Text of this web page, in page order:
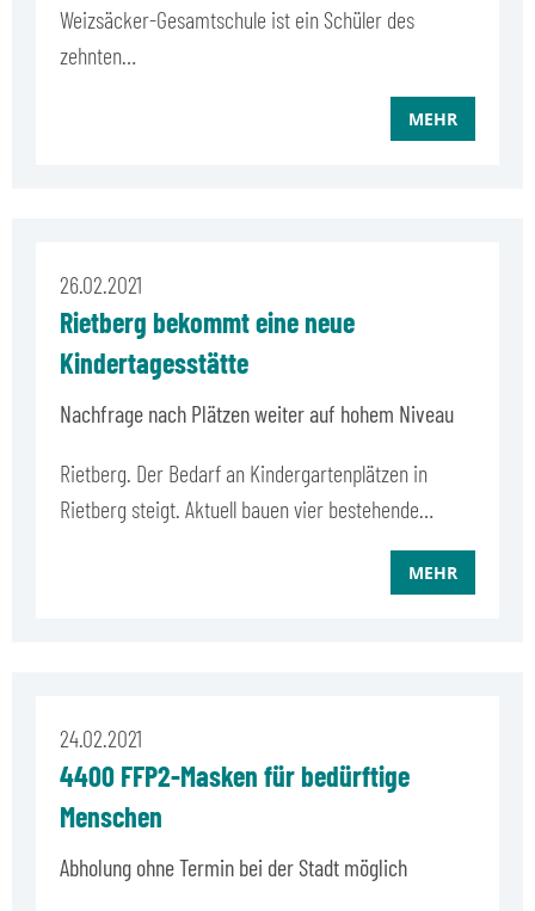
Weizsäcker-Gesamtschule ist ein Schüler des
zehnten…
MEHR
26.02.2021
Rietberg bekommt eine neue
Kindertagesstätte
Nachfrage nach Plätzen weiter auf hohem Niveau
Rietberg. Der Bedarf an Kindergartenplätzen in
Rietberg steigt. Aktuell bauen vier bestehende…
MEHR
24.02.2021
4400 FFP2-Masken für bedürftige
Menschen
Abholung ohne Termin bei der Stadt möglich